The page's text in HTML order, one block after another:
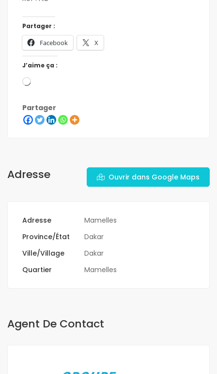
Partager :
Facebook X
J’aime ça :
Partager
Adresse Ouvrir dans Google Maps
Adresse
Mamelles
Province/État
Dakar
Ville/Village
Dakar
Quartier
Mamelles
Agent De Contact